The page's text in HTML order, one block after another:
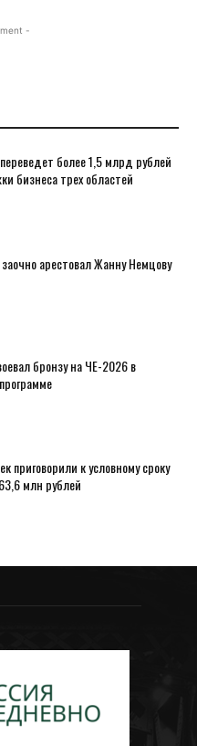
-
более 1,5 млрд рублей
бизнеса трех областей
арестовал Жанну Немцову
бронзу на ЧЕ-2026 в
приговорили к условному сроку
млн рублей